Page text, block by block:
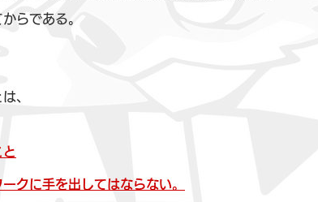
らである。
、
クに手を出してはならない。